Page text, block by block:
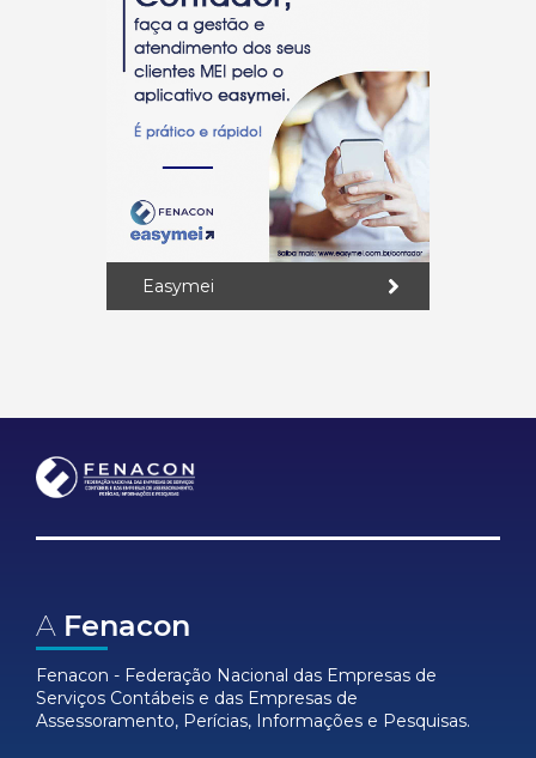
Easymei
A Fenacon
Fenacon - Federação Nacional das Empresas de
Serviços Contábeis e das Empresas de
Assessoramento, Perícias, Informações e Pesquisas.